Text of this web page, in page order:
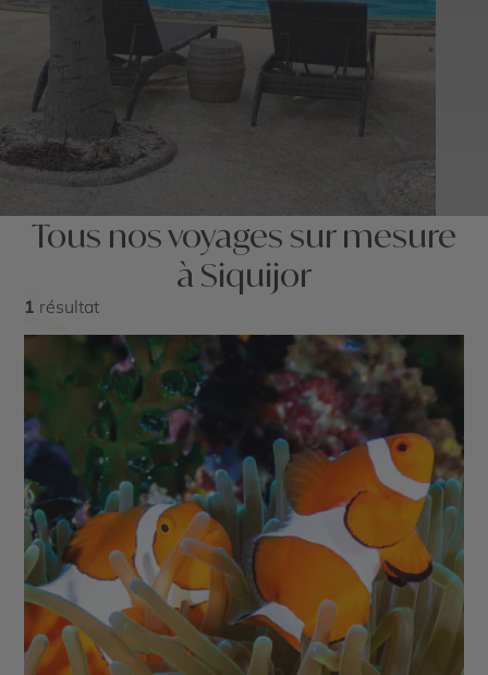
Tous nos voyages sur mesure
à Siquijor
1 résultat